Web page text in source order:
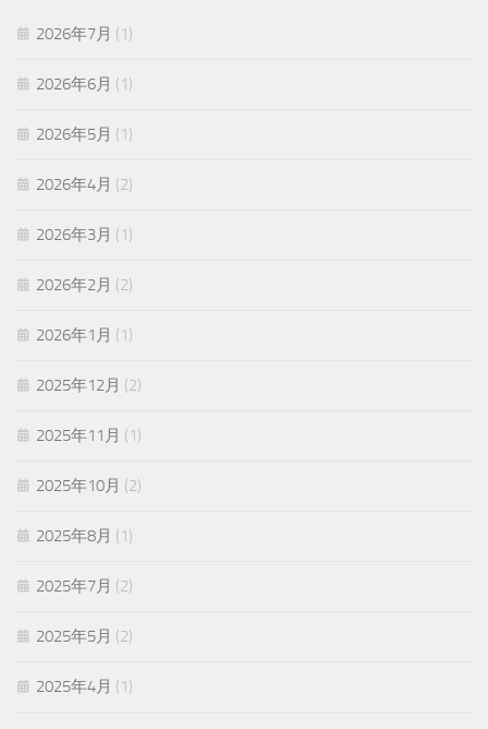
2026年7月 (1)
2026年6月 (1)
2026年5月 (1)
2026年4月 (2)
2026年3月 (1)
2026年2月 (2)
2026年1月 (1)
2025年12月 (2)
2025年11月 (1)
2025年10月 (2)
2025年8月 (1)
2025年7月 (2)
2025年5月 (2)
2025年4月 (1)